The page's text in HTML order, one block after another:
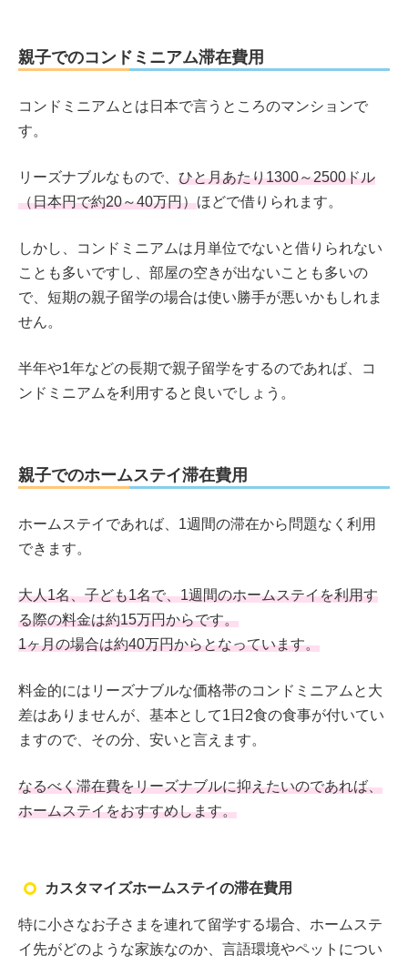
親子でのコンドミニアム滞在費用
コンドミニアムとは日本で言うところのマンションで
す。
リーズナブルなもので、 ひと月あたり1300～2500ドル
（日本円で約20～40万円）ほどで借りられます。
しかし、コンドミニアムは月単位でないと借りられない
ことも多いですし、部屋の空きが出ないことも多いの
で、短期の親子留学の場合は使い勝手が悪いかもしれま
せん。
半年や1年などの長期で親子留学をするのであれば、コ
ンドミニアムを利用すると良いでしょう。
親子でのホームステイ滞在費用
ホームステイであれば、1週間の滞在から問題なく利用
できます。
大人1名、子ども1名で、1週間のホームステイを利用す
る際の料金は約15万円からです。
1ヶ月の場合は約40万円からとなっています。
料金的にはリーズナブルな価格帯のコンドミニアムと大
差はありませんが、基本として1日2食の食事が付いてい
ますので、その分、安いと言えます。
なるべく滞在費をリーズナブルに抑えたいのであれば、
ホームステイをおすすめします。
カスタマイズホームステイの滞在費用
特に小さなお子さまを連れて留学する場合、ホームステ
イ先がどのような家族なのか、言語環境やペットについ